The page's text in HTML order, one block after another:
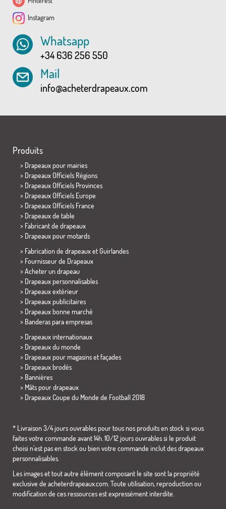
Instagram
Whatsapp
+34 636 256 550
Mail
info@acheterdrapeaux.com
Produits
> Drapeaux pour mairies
> Drapeaux Officiels Régions
> Drapeaux Officiels Provinces
> Drapeaux Officiels Europe
> Drapeaux Officiels France
> Drapeaux de table
> Fabricant de drapeaux
> Drapeaux pour motards
> Fabrication de drapeaux et Guirlandes
> Fournisseur de Drapeaux
> Acheter un drapeau
> Drapeaux personnalisables
> Drapeaux extérieur
> Drapeaux publicitaires
> Drapeaux bonne marché
> Banderas para empresas
> Drapeaux internationaux
> Drapeaux du monde
> Drapeaux pour magasins et façades
> Drapeaux brodés
> Bannières
> Mâts pour drapeaux
> Drapeaux Coupe du Monde de Football 2018
* Livraison 3/4 jours ouvrables pour tous nos produits en stock si vous
faites votre commande avant 14h. 10/12 jours ouvrables si le produit
choisi n´est pas en stock ou bien votre commande inclut des drapeaux
personnalisables.
Les images et tout autre élément composant le site sont la propriété
exclusive de acheterdrapeaux.com. Toute utilisation, reproduction ou
modification de ces ressources est expressément interdite.